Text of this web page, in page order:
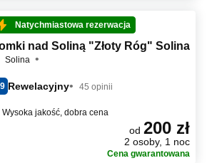
Natychmiastowa rezerwacja
nad Soliną "Złoty Róg" Solina
Solina
Rewelacyjny 45 opinii
Wysoka jakość, dobra cena
od 200 zł
2 osoby, 1 noc
Cena gwarantowana